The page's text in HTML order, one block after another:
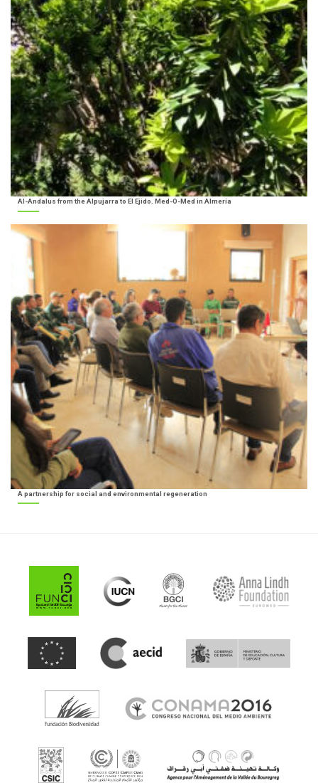
Al-Andalus from the Alpujarra to El Ejido. Med-O-Med in Almería
A partnership for social and environmental regeneration